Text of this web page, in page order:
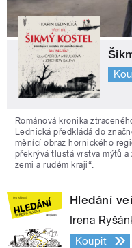
Románová kronika
Lednická předkládá do
měnící obraz hornického
překrývá tlustá vrstva mýtů
zemi a rudém kraji“.
Hledání
Irena
Koupit